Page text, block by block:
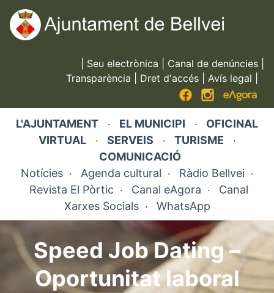
Vés
al
contingut
Seu electrònica Canal de denúncies
Transparència
Dret d'accés Avís legal
L'AJUNTAMENT · EL MUNICIPI · OFICINAL
VIRTUAL · SERVEIS · TURISME ·
COMUNICACIÓ
Notícies · Agenda cultural · Ràdio Bellvei ·
Revista El Pòrtic · Canal eAgora · Canal
Xarxes Socials· WhatsApp
Speed Job Dating –
Oportunitat laboral